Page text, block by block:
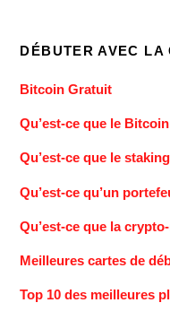
DÉBUTER AVEC LA
Bitcoin Gratuit
Qu’est-ce que le
Qu’est-ce que le
Qu’est-ce qu’un
Qu’est-ce que la
Meilleures cartes de
Top 10 des meilleures